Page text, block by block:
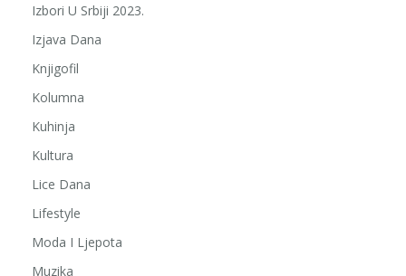
Izbori U Srbiji 2023.
Izjava Dana
Knjigofil
Kolumna
Kuhinja
Kultura
Lice Dana
Lifestyle
Moda I Ljepota
Muzika